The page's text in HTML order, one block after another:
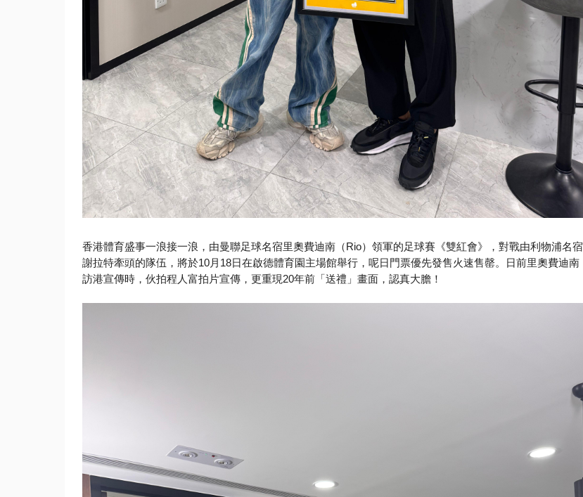
香港體育盛事一浪接一浪，由曼聯足球名宿里奧費迪南（Rio） 領軍的足球賽《雙紅會》，對戰由利物浦名宿
謝拉特牽頭的隊伍， 將於10月 18日在啟德體育園主場館舉行， 呢日門票優先發售火速售罄。日前里奧費迪南
訪港宣傳時， 伙拍程人富拍片宣傳，更重現20年前「送禮」畫面，認真大膽！